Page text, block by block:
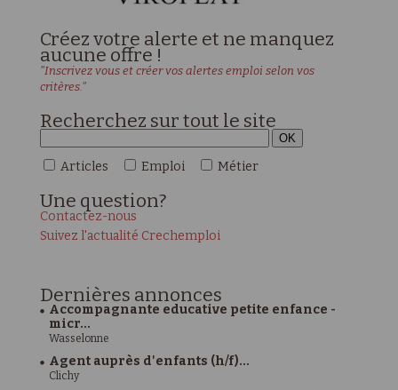
Créez votre alerte et ne manquez
aucune offre !
"Inscrivez vous et créer vos alertes emploi selon vos
critères."
Recherchez sur tout le site
Articles Emploi Métier
Une question?
Contactez-nous
Suivez l'actualité Crechemploi
Dernières annonces
Accompagnante educative petite enfance -
micr...
Wasselonne
Agent auprès d'enfants (h/f)...
Clichy